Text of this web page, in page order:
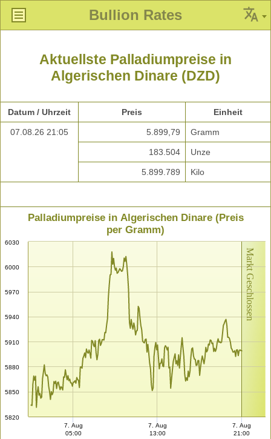
Bullion Rates
Aktuellste Palladiumpreise in
Algerischen Dinare (DZD)
Datum / Uhrzeit Preis Einheit
07.08.26 21:05 5.899,79 Gramm
183.504 Unze
5.899.789 Kilo
Markt Geschlossen
Palladiumpreise in Algerischen Dinare (Preis
per Gramm)
5820
5850
5880
5910
5940
5970
6000
6030
7. Aug
05:00
7. Aug
13:00
7. Aug
21:00